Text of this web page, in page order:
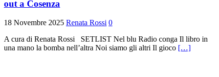
out a Cosenza
18 Novembre 2025 Renata Rossi 0
A cura di Renata Rossi SETLIST Nel blu Radio conga Il libro in
una mano la bomba nell’altra Noi siamo gli altri Il gioco […]